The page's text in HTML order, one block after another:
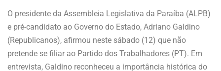
O presidente da Assembleia Legislativa da Paraíba (ALPB)
e pré-candidato ao Governo do Estado, Adriano Galdino
(Republicanos), afirmou neste sábado (12) que não
pretende se filiar ao Partido dos Trabalhadores (PT). Em
entrevista, Galdino reconheceu a importância histórica do